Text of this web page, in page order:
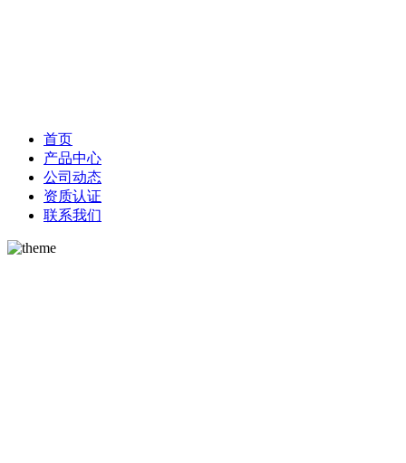
首页
产品中心
公司动态
资质认证
联系我们